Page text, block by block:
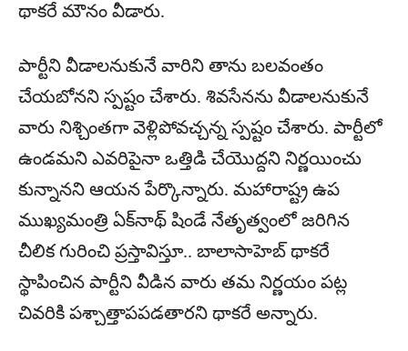
థాకరే మౌనం వీడారు.
పార్టీని వీడాలనుకునే వారిని తాను బలవంతం
చేయబోనని స్పష్టం చేశారు. శివసేనను వీడాలనుకునే
వారు నిశ్చింతగా వెళ్లిపోవచ్చన్న స్పష్టం చేశారు. పార్టీలో
ఉండమని ఎవరిపైనా ఒత్తిడి చేయొద్దని నిర్ణయించు
కున్నానని ఆయన పేర్కొన్నారు. మహారాష్ట్ర ఉప
ముఖ్యమంత్రి ఏక్‌నాథ్ షిండే నేతృత్వంలో జరిగిన
చీలిక గురించి ప్రస్తావిస్తూ.. బాలాసాహెబ్ థాకరే
స్థాపించిన పార్టీని వీడిన వారు తమ నిర్ణయం పట్ల
చివరికి పశ్చాత్తాపపడతారని థాకరే అన్నారు.